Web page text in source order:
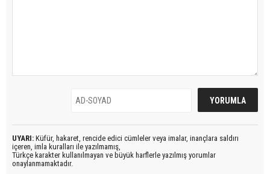
UYARI: Küfür, hakaret, rencide edici cümleler veya imalar, inançlara saldırı
içeren, imla kuralları ile yazılmamış,
Türkçe karakter kullanılmayan ve büyük harflerle yazılmış yorumlar
onaylanmamaktadır.